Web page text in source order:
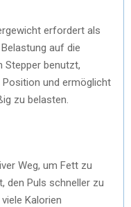
erfordert als
auf die
Stepper benutzt,
und ermöglicht
zu belasten.
Weg, um Fett zu
den Puls schneller zu
Kalorien